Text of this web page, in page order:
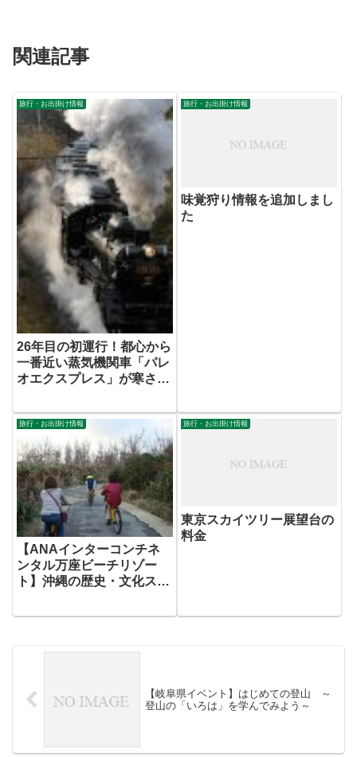
関連記事
旅行・お出掛け情報
26年目の初運行！都心から
一番近い蒸気機関車「パレ
オエクスプレス」が寒さ吹
み特別運転を実施します。
旅行・お出掛け情報
味覚狩り情報を追加しまし
た
旅行・お出掛け情報
【ANAインターコンチネ
ンタル万座ビーチリゾー
ト】沖縄の歴史・文化スポ
ニングサイクリング」を開
旅行・お出掛け情報
東京スカイツリー展望台の
料金
【岐阜県イベント】はじめての登山 ～
登山の「いろは」を学んでみよう～